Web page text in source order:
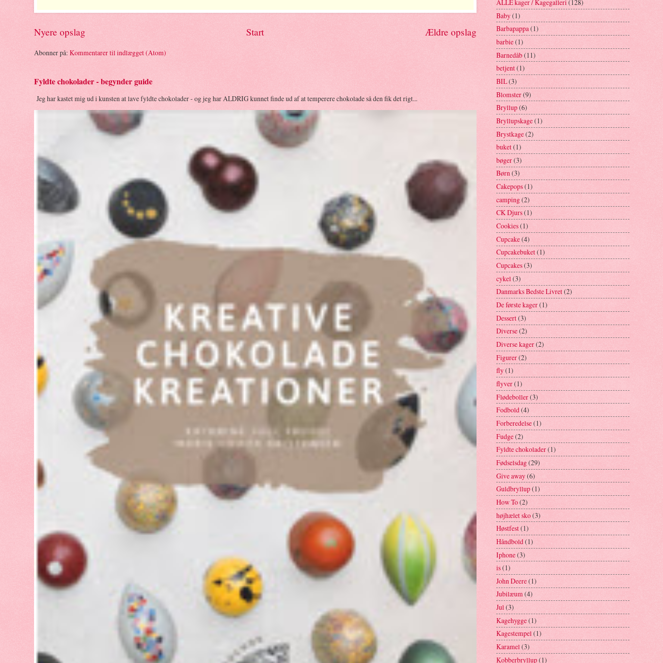
Nyere opslag Ældre opslag
Start
Abonner på: Kommentarer til indlægget (Atom)
Fyldte chokolader - begynder guide
Jeg har kastet mig ud i kunsten at lave fyldte chokolader - og jeg har ALDRIG kunnet finde ud af at temperere chokolade så den fik det rigt...
ALLE kager / Kagegalleri(128)
Baby(1)
Barbapappa(1)
barbie(1)
Barnedåb(11)
betjent(1)
BIL(3)
Blomster(9)
Bryllup(6)
Bryllupskage(1)
Brystkage(2)
buket(1)
bøger(3)
Børn(3)
Cakepops(1)
camping(2)
CK Djurs(1)
Cookies(1)
Cupcake(4)
Cupcakebuket(1)
Cupcakes(3)
cykel (3)
Danmarks Bedste Livret(2)
De første kager(1)
Dessert(3)
Diverse(2)
Diverse kager(2)
Figurer(2)
fly(1)
flyver(1)
Flødeboller(3)
Fodbold(4)
Forberedelse(1)
Fudge(2)
Fyldte chokolader(1)
Fødselsdag(29)
Give away(6)
Guldbryllup(1)
How To(2)
højhælet sko(3)
Høstfest(1)
Håndbold(1)
Iphone(3)
is(1)
John Deere(1)
Jubilæum(4)
Jul (3)
Kagehygge(1)
Kagestempel(1)
Karamel(3)
Kobberbryllup(1)